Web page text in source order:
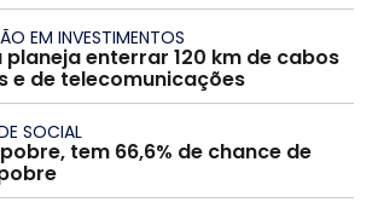
EM INVESTIMENTOS
enterrar 120 km de cabos
e de telecomunicações
SOCIAL
tem 66,6% de chance de